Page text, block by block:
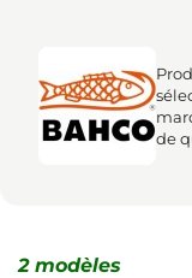
de
2 modèles